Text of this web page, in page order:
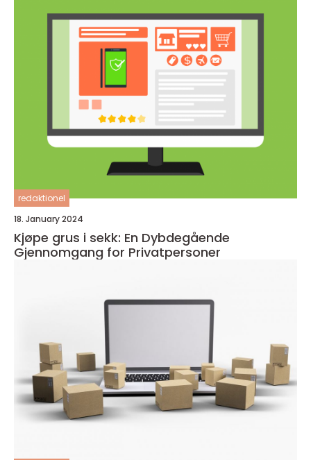
redaktionel
18. January 2024
Kjøpe grus i sekk: En Dybdegående
Gjennomgang for Privatpersoner